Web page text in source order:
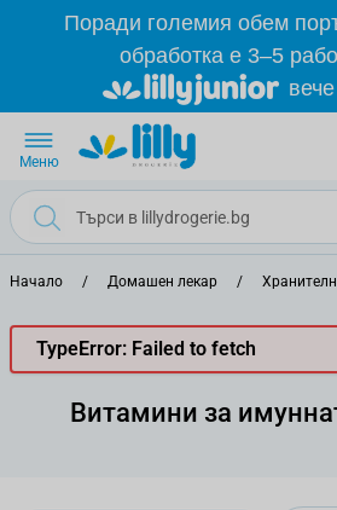
Прескачане към съдържанието
Поради големия обем
обработка е 3–5
Меню
Начало / Домашен лекар /
TypeError: Failed to fetch
Витамини за